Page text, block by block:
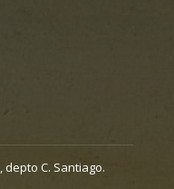
depto C. Santiago.